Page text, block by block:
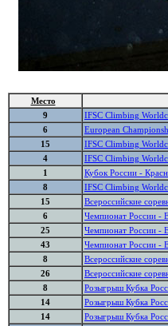
Место
9
IFSC Climbing
6
European
15
IFSC Climbing
4
IFSC Climbing
1
Кубок России -
8
IFSC Climbing
15
Всероссийские
6
Чемпионат России -
25
Чемпионат России -
43
Чемпионат России -
8
Всероссийские
26
Всероссийские
8
Розыгрыш Кубка
14
Розыгрыш Кубка
14
Розыгрыш Кубка